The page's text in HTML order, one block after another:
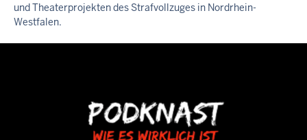
und Theaterprojekten des Strafvollzuges in Nordrhein-
Westfalen.